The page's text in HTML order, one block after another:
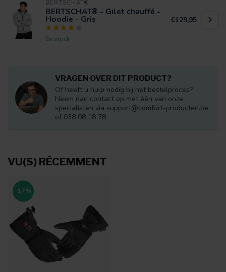
BERTSCHAT®
BERTSCHAT® - Gilet chauffé -
Hoodie - Gris
En stock
€129,95
VRAGEN OVER DIT PRODUCT?
Of heeft u hulp nodig bij het bestelproces?
Neem dan contact op met één van onze
specialisten via support@comfort-producten.be
of 038 08 18 78
VU(S) RÉCEMMENT
-17%